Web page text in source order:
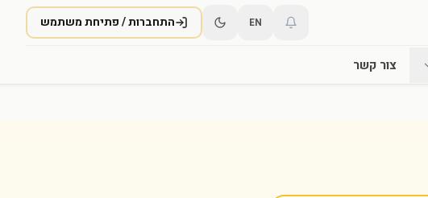
EN התחברות / פתיחת משתמש
צור קשר